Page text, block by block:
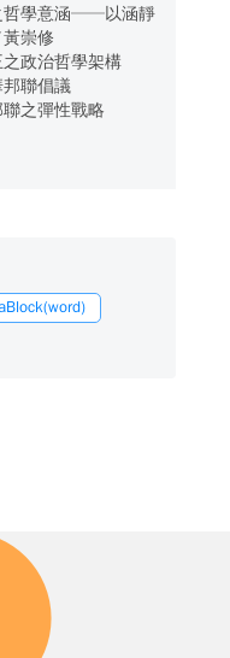
哲學意涵──以涵靜
崇修
政治哲學架構
聯倡議
之彈性戰略